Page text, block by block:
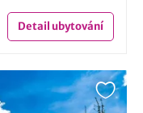
Detailubytování